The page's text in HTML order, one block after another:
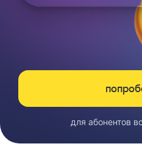
для абонентов